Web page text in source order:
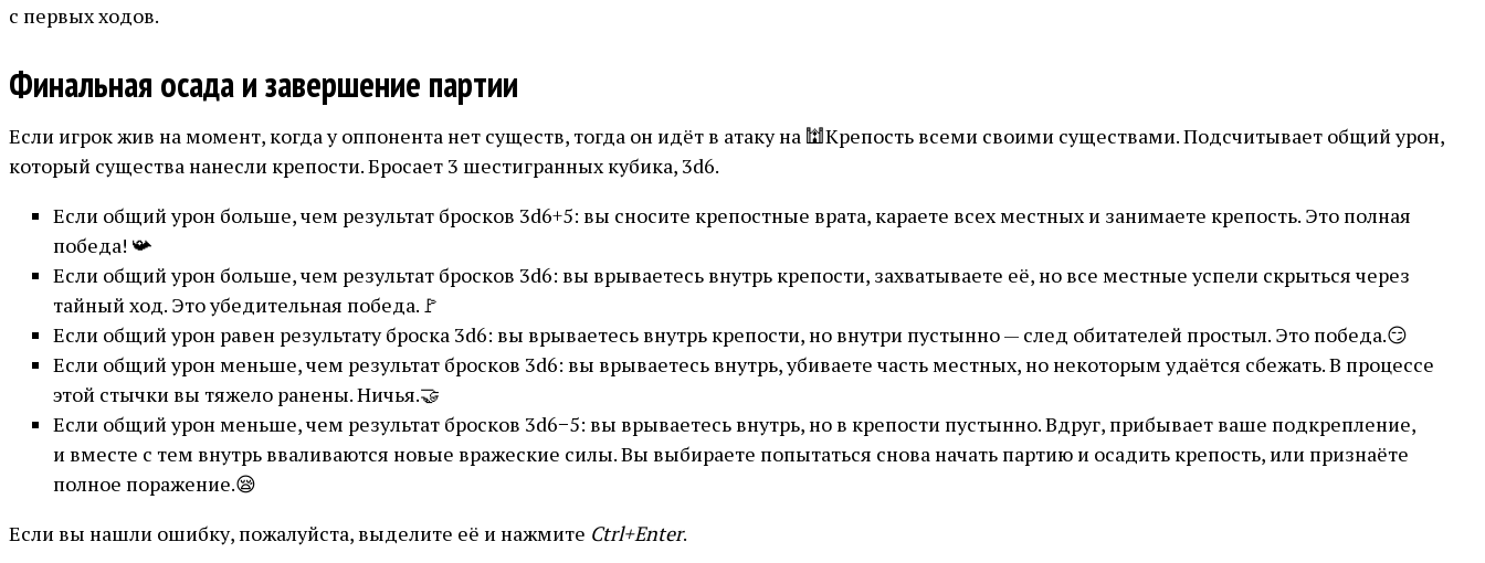
с первых ходов.
Финальная осада и завершение партии
Если игрок жив на момент, когда у оппонента нет существ, тогда он идёт в атаку на 🕍Крепость всеми своими существами. Подсчитывает общий урон,
который существа нанесли крепости. Бросает 3 шестигранных кубика, 3d6.
Если общий урон больше, чем результат бросков 3d6+5: вы сносите крепостные врата, караете всех местных и занимаете крепость. Это полная
победа! 📯
Если общий урон больше, чем результат бросков 3d6: вы врываетесь внутрь крепости, захватываете её, но все местные успели скрыться через
тайный ход. Это убедительная победа.🚩
Если общий урон равен результату броска 3d6: вы врываетесь внутрь крепости, но внутри пустынно — след обитателей простыл. Это победа.😏
Если общий урон меньше, чем результат бросков 3d6: вы врываетесь внутрь, убиваете часть местных, но некоторым удаётся сбежать. В процессе
этой стычки вы тяжело ранены. Ничья.🤝
Если общий урон меньше, чем результат бросков 3d6−5: вы врываетесь внутрь, но в крепости пустынно. Вдруг, прибывает ваше подкрепление,
и вместе с тем внутрь вваливаются новые вражеские силы. Вы выбираете попытаться снова начать партию и осадить крепость, или признаёте
полное поражение.😪
Если вы нашли ошибку, пожалуйста, выделите её и нажмите Ctrl+Enter.